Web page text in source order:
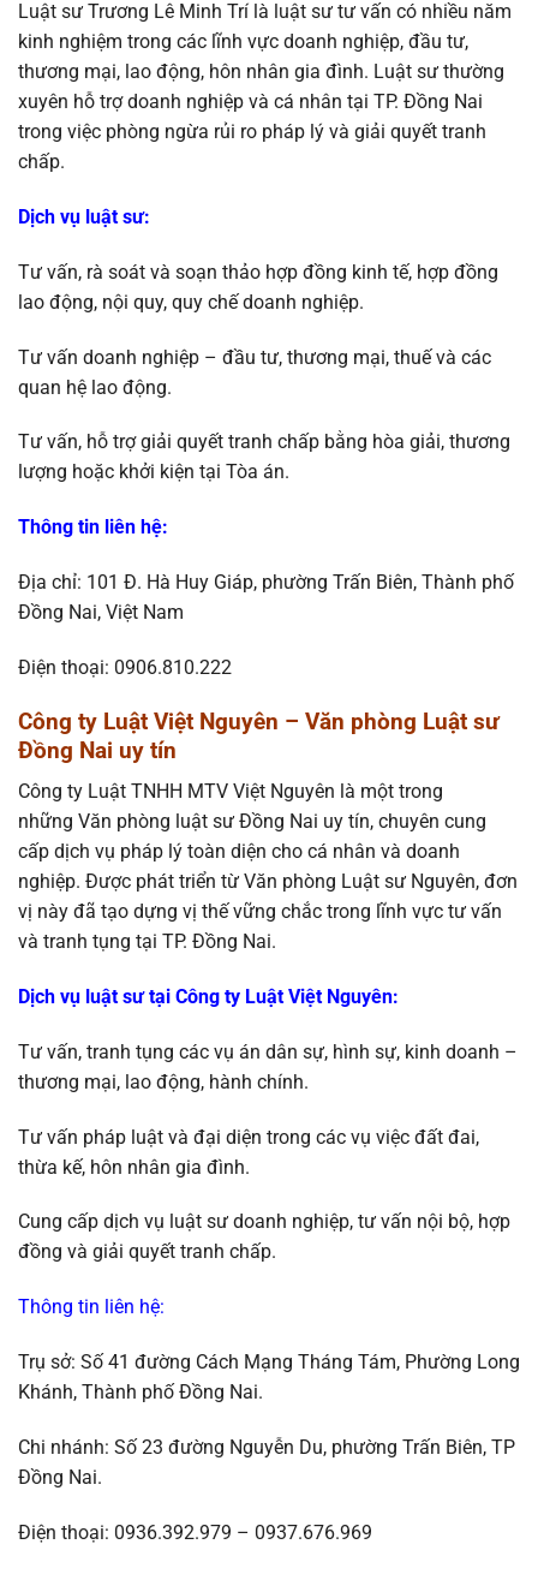
Luật sư Trương Lê Minh Trí là luật sư tư vấn có nhiều năm
kinh nghiệm trong các lĩnh vực doanh nghiệp, đầu tư,
thương mại, lao động, hôn nhân gia đình. Luật sư thường
xuyên hỗ trợ doanh nghiệp và cá nhân tại TP. Đồng Nai
trong việc phòng ngừa rủi ro pháp lý và giải quyết tranh
chấp.
Dịch vụ luật sư:
Tư vấn, rà soát và soạn thảo hợp đồng kinh tế, hợp đồng
lao động, nội quy, quy chế doanh nghiệp.
Tư vấn doanh nghiệp – đầu tư, thương mại, thuế và các
quan hệ lao động.
Tư vấn, hỗ trợ giải quyết tranh chấp bằng hòa giải, thương
lượng hoặc khởi kiện tại Tòa án.
Thông tin liên hệ:
Địa chỉ: 101 Đ. Hà Huy Giáp, phường Trấn Biên, Thành phố
Đồng Nai, Việt Nam
Điện thoại: 0906.810.222
Công ty Luật Việt Nguyên – Văn phòng Luật sư
Đồng Nai uy tín
Công ty Luật TNHH MTV Việt Nguyên là một trong
những Văn phòng luật sư Đồng Nai uy tín, chuyên cung
cấp dịch vụ pháp lý toàn diện cho cá nhân và doanh
nghiệp. Được phát triển từ Văn phòng Luật sư Nguyên, đơn
vị này đã tạo dựng vị thế vững chắc trong lĩnh vực tư vấn
và tranh tụng tại TP. Đồng Nai.
Dịch vụ luật sư tại Công ty Luật Việt Nguyên:
Tư vấn, tranh tụng các vụ án dân sự, hình sự, kinh doanh –
thương mại, lao động, hành chính.
Tư vấn pháp luật và đại diện trong các vụ việc đất đai,
thừa kế, hôn nhân gia đình.
Cung cấp dịch vụ luật sư doanh nghiệp, tư vấn nội bộ, hợp
đồng và giải quyết tranh chấp.
Thông tin liên hệ:
Trụ sở: Số 41 đường Cách Mạng Tháng Tám, Phường Long
Khánh, Thành phố Đồng Nai.
Chi nhánh: Số 23 đường Nguyễn Du, phường Trấn Biên, TP
Đồng Nai.
Điện thoại: 0936.392.979 – 0937.676.969